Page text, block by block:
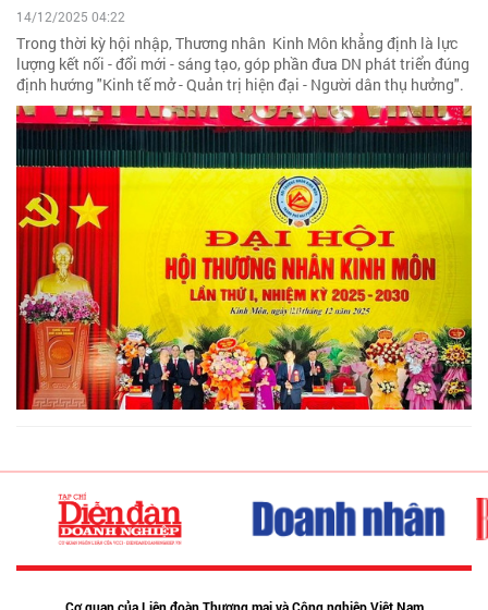
14/12/2025 04:22
Trong thời kỳ hội nhập, Thương nhân Kinh Môn khẳng định là lực
lượng kết nối - đổi mới - sáng tạo, góp phần đưa DN phát triển đúng
định hướng "Kinh tế mở - Quản trị hiện đại - Người dân thụ hưởng".